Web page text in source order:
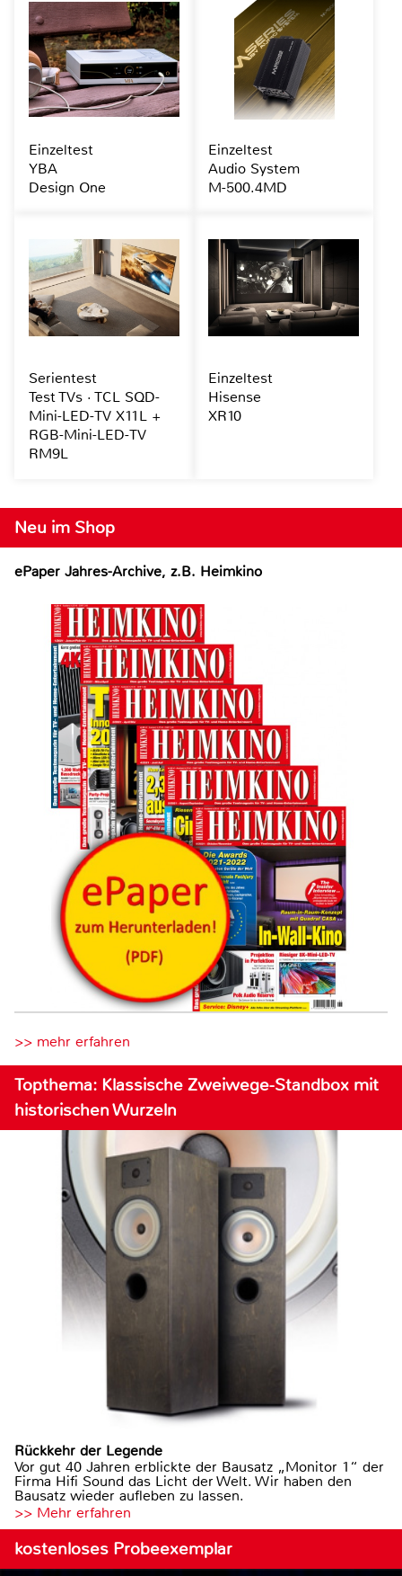
Neu im Shop
ePaper Jahres-Archive, z.B. Heimkino
>> mehr erfahren
Topthema: Klassische Zweiwege-Standbox mit
historischen Wurzeln
Rückkehr der Legende
Vor gut 40 Jahren erblickte der Bausatz „Monitor 1“ der
Firma Hifi Sound das Licht der Welt. Wir haben den
Bausatz wieder aufleben zu lassen.
>> Mehr erfahren
kostenloses Probeexemplar
Einzeltest
YBA
Design One
Einzeltest
Audio System
M-500.4MD
Serientest
Test TVs · TCL SQD-
Mini-LED-TV X11L +
RGB-Mini-LED-TV
RM9L
Einzeltest
Hisense
XR10